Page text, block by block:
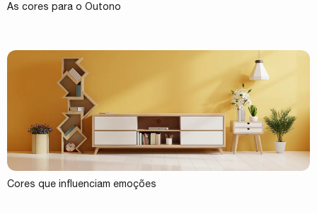
As cores para o Outono
Cores que influenciam emoções